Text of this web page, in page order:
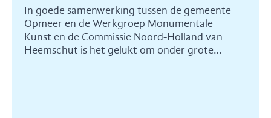
In goede samenwerking tussen de gemeente
Opmeer en de Werkgroep Monumentale
Kunst en de Commissie Noord-Holland van
Heemschut is het gelukt om onder grote